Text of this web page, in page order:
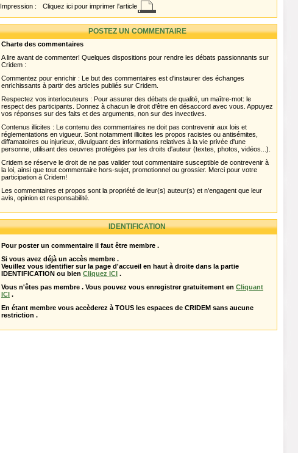
Impression : Cliquez ici pour imprimer l'article
POSTEZ UN COMMENTAIRE
Charte des commentaires
A lire avant de commenter! Quelques dispositions pour rendre les débats passionnants sur
Cridem :
Commentez pour enrichir : Le but des commentaires est d'instaurer des échanges
enrichissants à partir des articles publiés sur Cridem.
Respectez vos interlocuteurs : Pour assurer des débats de qualité, un maître-mot: le
respect des participants. Donnez à chacun le droit d'être en désaccord avec vous. Appuyez
vos réponses sur des faits et des arguments, non sur des invectives.
Contenus illicites : Le contenu des commentaires ne doit pas contrevenir aux lois et
réglementations en vigueur. Sont notamment illicites les propos racistes ou antisémites,
diffamatoires ou injurieux, divulguant des informations relatives à la vie privée d'une
personne, utilisant des oeuvres protégées par les droits d'auteur (textes, photos, vidéos...).
Cridem se réserve le droit de ne pas valider tout commentaire susceptible de contrevenir à
la loi, ainsi que tout commentaire hors-sujet, promotionnel ou grossier. Merci pour votre
participation à Cridem!
Les commentaires et propos sont la propriété de leur(s) auteur(s) et n'engagent que leur
avis, opinion et responsabilité.
IDENTIFICATION
Pour poster un commentaire il faut être membre .
Si vous avez déjà un accès membre .
Veuillez vous identifier sur la page d'accueil en haut à droite dans la partie
IDENTIFICATION ou bien Cliquez ICI .
Vous n'êtes pas membre . Vous pouvez vous enregistrer gratuitement en Cliquant
ICI .
En étant membre vous accèderez à TOUS les espaces de CRIDEM sans aucune
restriction .